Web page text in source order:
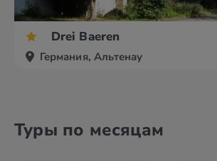
Drei Baeren
Германия, Альтенау
Туры по месяцам